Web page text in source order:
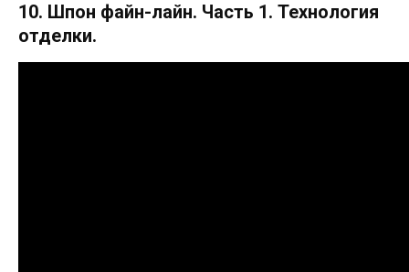
10. Шпон файн-лайн. Часть 1. Технология
отделки.